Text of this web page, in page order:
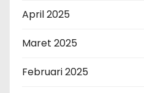
April 2025
Maret 2025
Februari 2025